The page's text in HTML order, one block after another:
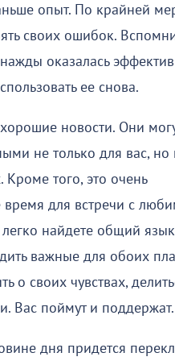
опыт. По крайней
своих ошибок.
оказалась
ее снова.
новости. Они
не только для вас, но
Кроме того, это очень
время для встречи с
найдете общий
важные для обоих
о своих чувствах,
Вас поймут и поддержат.
дня придется